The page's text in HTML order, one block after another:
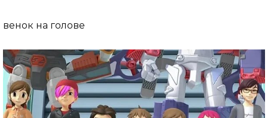
венок на голове